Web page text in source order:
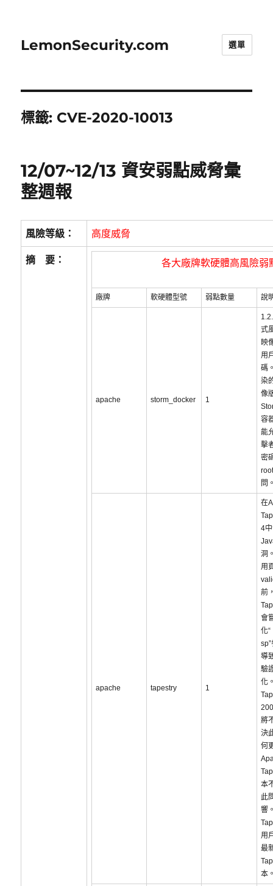
LemonSecurity.com 選單
標籤: CVE-2020-10013
12/07~12/13 資安弱點威脅彙
整週報
風險等級： 高度威脅
摘 要： 各大廠牌軟硬體高風險弱
廠牌 軟硬體型號 弱點數量 說
apache storm_docker 1
式
映
用
碼
染
像
容
能
擊
密
問
apache tapestry 1
在
4
洞
用
前
會
化“
導
驗
化
將
決
何
本
此
響
用
最
本